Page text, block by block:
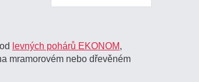
levných pohárů EKONOM,
mramorovém nebo dřevěném